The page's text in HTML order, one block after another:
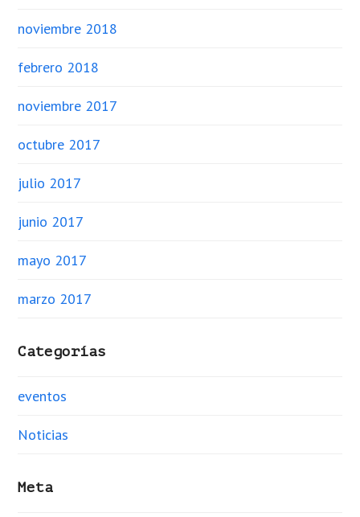
noviembre 2018
febrero 2018
noviembre 2017
octubre 2017
julio 2017
junio 2017
mayo 2017
marzo 2017
Categorías
eventos
Noticias
Meta